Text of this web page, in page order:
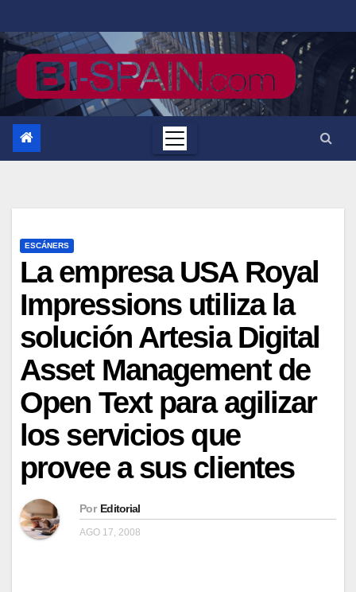
al
contenido
ESCÁNERS
La empresa USA Royal
Impressions utiliza la
solución Artesia Digital
Asset Management de
Open Text para agilizar
los servicios que
provee a sus clientes
Por Editorial
AGO 17, 2008